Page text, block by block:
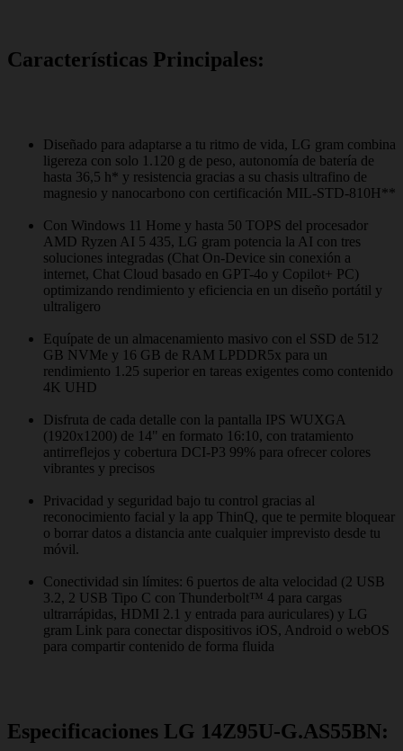
Características Principales:
Diseñado para adaptarse a tu ritmo de vida, LG gram combina
ligereza con solo 1.120 g de peso, autonomía de batería de
hasta 36,5 h* y resistencia gracias a su chasis ultrafino de
magnesio y nanocarbono con certificación MIL-STD-810H**
Con Windows 11 Home y hasta 50 TOPS del procesador
AMD Ryzen AI 5 435, LG gram potencia la AI con tres
soluciones integradas (Chat On-Device sin conexión a
internet, Chat Cloud basado en GPT-4o y Copilot+ PC)
optimizando rendimiento y eficiencia en un diseño portátil y
ultraligero
Equípate de un almacenamiento masivo con el SSD de 512
GB NVMe y 16 GB de RAM LPDDR5x para un
rendimiento 1.25 superior en tareas exigentes como contenido
4K UHD
Disfruta de cada detalle con la pantalla IPS WUXGA
(1920x1200) de 14" en formato 16:10, con tratamiento
antirreflejos y cobertura DCI-P3 99% para ofrecer colores
vibrantes y precisos
Privacidad y seguridad bajo tu control gracias al
reconocimiento facial y la app ThinQ, que te permite bloquear
o borrar datos a distancia ante cualquier imprevisto desde tu
móvil.
Conectividad sin límites: 6 puertos de alta velocidad (2 USB
3.2, 2 USB Tipo C con Thunderbolt™ 4 para cargas
ultrarrápidas, HDMI 2.1 y entrada para auriculares) y LG
gram Link para conectar dispositivos iOS, Android o webOS
para compartir contenido de forma fluida
Especificaciones LG 14Z95U-G.AS55BN: